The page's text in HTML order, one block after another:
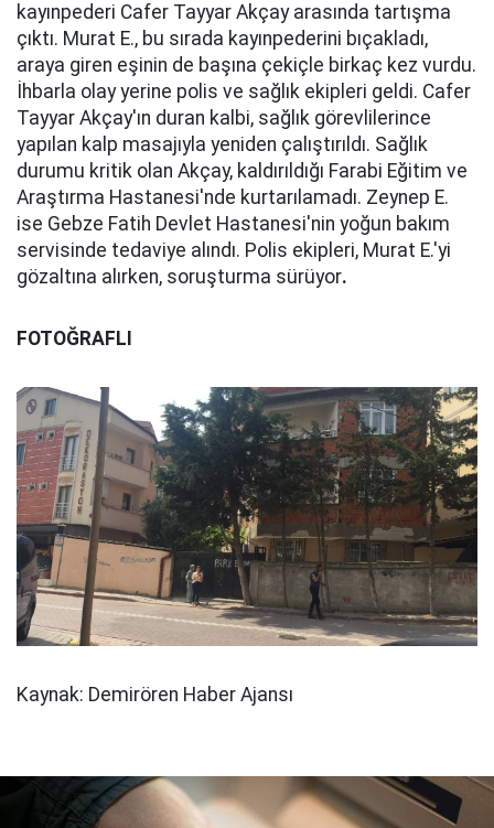
kayınpederi Cafer Tayyar Akçay arasında tartışma
çıktı. Murat E., bu sırada kayınpederini bıçakladı,
araya giren eşinin de başına çekiçle birkaç kez vurdu.
İhbarla olay yerine polis ve sağlık ekipleri geldi. Cafer
Tayyar Akçay'ın duran kalbi, sağlık görevlilerince
yapılan kalp masajıyla yeniden çalıştırıldı. Sağlık
durumu kritik olan Akçay, kaldırıldığı Farabi Eğitim ve
Araştırma Hastanesi'nde kurtarılamadı. Zeynep E.
ise Gebze Fatih Devlet Hastanesi'nin yoğun bakım
servisinde tedaviye alındı. Polis ekipleri, Murat E.'yi
gözaltına alırken, soruşturma sürüyor.
FOTOĞRAFLI
Kaynak: Demirören Haber Ajansı